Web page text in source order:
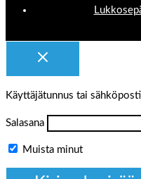
Käyttäjätunnus tai
Salasana
Muista minut